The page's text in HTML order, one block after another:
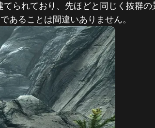
られており、先ほどと同じく抜群の
あることは間違いありません。